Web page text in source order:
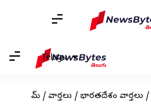
Telugu
హోమ్ / వార్తలు / భారతదేశం వార్తలు /